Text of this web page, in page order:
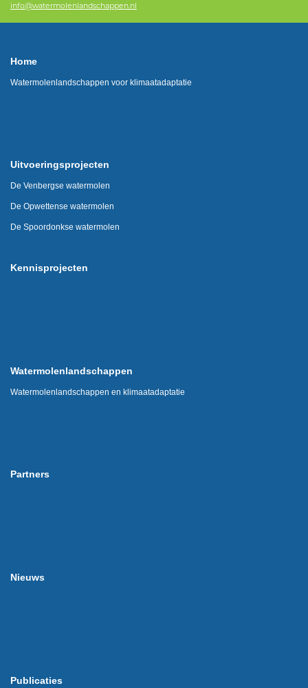
info@watermolenlandschappen.nl
Home
Watermolenlandschappen voor klimaatadaptatie
Uitvoeringsprojecten
De Venbergse watermolen
De Opwettense watermolen
De Spoordonkse watermolen
Kennisprojecten
Watermolenlandschappen
Watermolenlandschappen en klimaatadaptatie
Partners
Nieuws
Publicaties